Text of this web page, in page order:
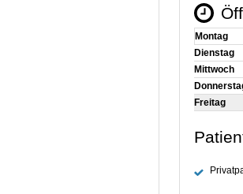
Montag
Dienstag
Mittwoch
Freitag